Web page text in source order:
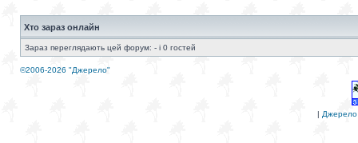
Хто зараз онлайн
Зараз переглядають цей форум: - і 0 гостей
©2006-2026 "Джерело"
| Джерело